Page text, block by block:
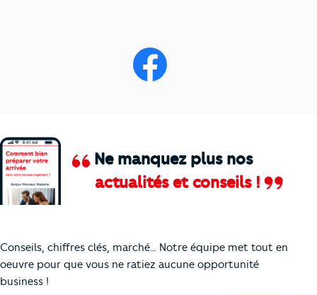
Ne manquez plus nos
actualités et conseils !
Conseils, chiffres clés, marché… Notre équipe met tout en
oeuvre pour que vous ne ratiez aucune opportunité
business !